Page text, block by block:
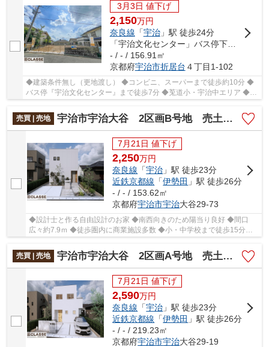
3月3日 値下げ
2,150万円
奈良線 「宇治」駅 徒歩24分
「宇治文化センター」バス停下車 徒歩7分
- / - / 156.91㎡
京都府宇治市折居台 ４丁目1-102
◆建築条件無し（更地渡し） ◆コンビニ、スーパーまで徒歩約10分 ◆
バス停『宇治文化センター』まで徒歩7分 ◆莵道小・宇治中エリア ◆閑
静な住宅街で住みやすい
売買 | 売地
宇治市宇治大谷 2区画B号地 売土地 建築条件付き
7月21日 値下げ
2,250万円
奈良線 「宇治 」駅 徒歩23分
近鉄京都線 「伊勢田 」駅 徒歩26分
- / - / 153.62㎡
京都府宇治市宇治大谷29-73
◆設計士と作る自由設計のお家 ◆南西向きのため陽当り良好 ◆間口
広々約7.9ｍ ◆徒歩圏内に商業施設多数 ◆小・中学校まで徒歩15分以
内
売買 | 売地
宇治市宇治大谷 2区画A号地 売土地 建築条件付き
7月21日 値下げ
2,590万円
奈良線 「宇治 」駅 徒歩23分
近鉄京都線 「伊勢田 」駅 徒歩26分
- / - / 219.23㎡
京都府宇治市宇治大谷29-19